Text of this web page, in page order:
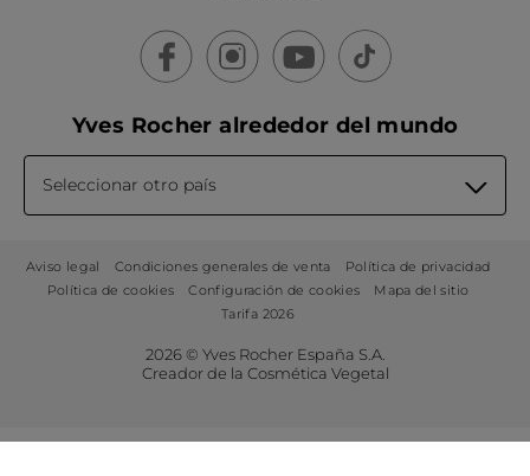
Yves Rocher alrededor del mundo
Seleccionar otro país
Aviso legal Condiciones generales de venta
Política de privacidad
Política de cookies
Configuración de cookies
Mapa del sitio
Tarifa 2026
2026 © Yves Rocher España S.A.
Creador de la Cosmética Vegetal